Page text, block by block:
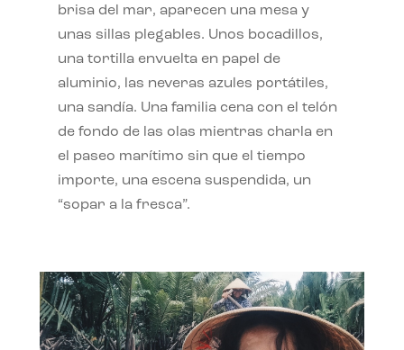
brisa del mar, aparecen una mesa y
unas sillas plegables. Unos bocadillos,
una tortilla envuelta en papel de
aluminio, las neveras azules portátiles,
una sandía. Una familia cena con el telón
de fondo de las olas mientras charla en
el paseo marítimo sin que el tiempo
importe, una escena suspendida, un
“sopar a la fresca”.